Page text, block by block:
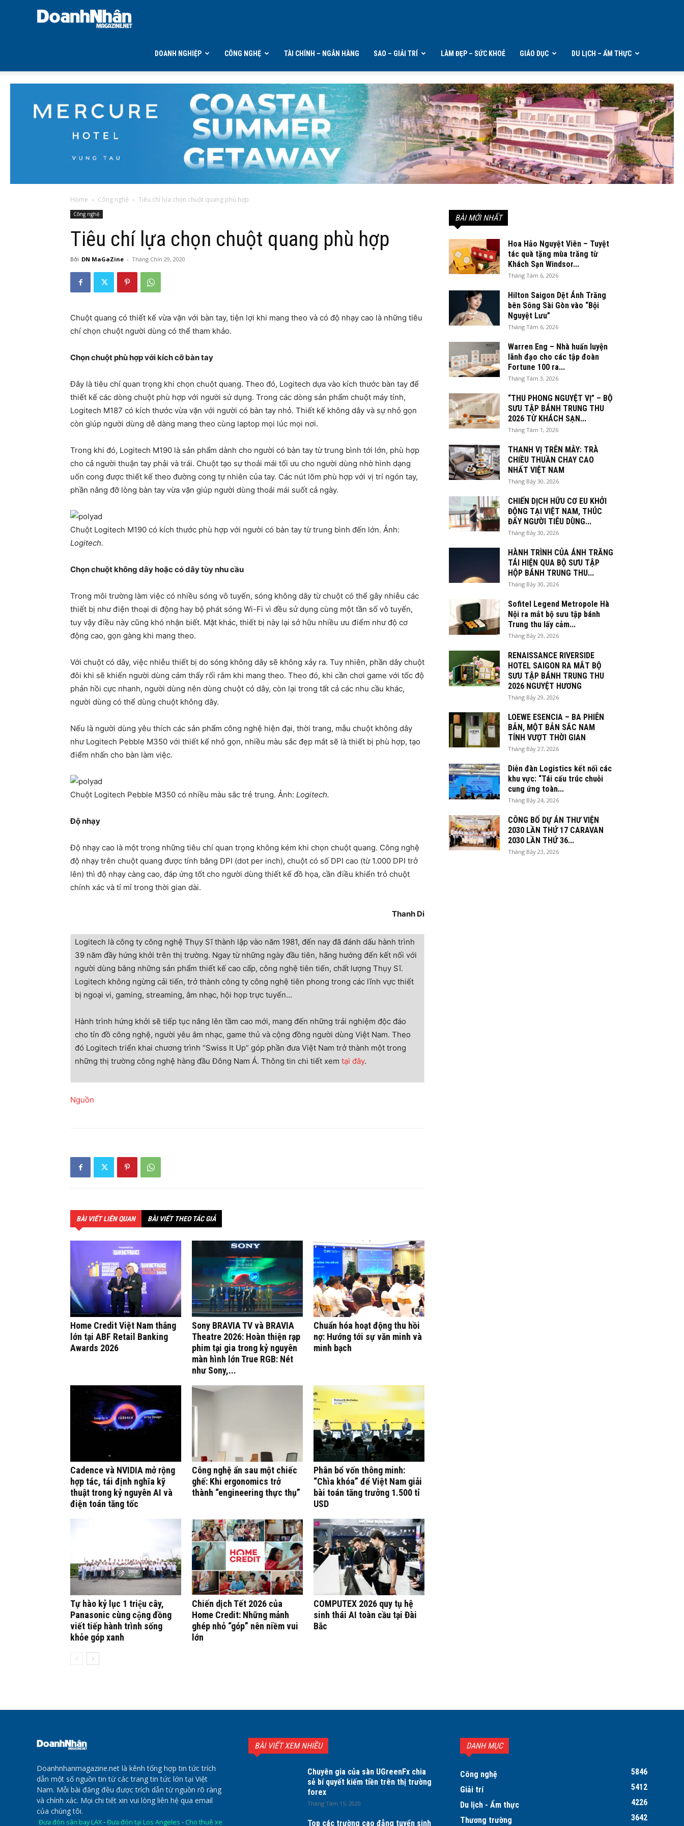
DOANH NGHIỆP CÔNG NGHỆ TÀI CHÍNH – NGÂN HÀNG SAO – GIẢI TRÍ LÀM ĐẸP – SỨC KHOẺ GIÁO DỤC DU LỊCH – ẨM THỰC
Home Công nghệ Tiêu chí lựa chọn chuột quang phù hợp
Công nghệ
Tiêu chí lựa chọn chuột quang phù hợp
Bởi DN MaGaZine - Tháng Chín 29, 2020
Chuột quang có thiết kế vừa vặn với bàn tay, tiện lợi khi mang theo và có độ nhạy cao là những tiêu
chí chọn chuột người dùng có thể tham khảo.
Chọn chuột phù hợp với kích cỡ bàn tay
Đây là tiêu chí quan trọng khi chọn chuột quang. Theo đó, Logitech dựa vào kích thước bàn tay để
thiết kế các dòng chuột phù hợp với người sử dụng. Trong các dòng sản phẩm chuột máy tính,
Logitech M187 có kích thước vừa vặn với người có bàn tay nhỏ. Thiết kế không dây và sự nhỏ gọn
còn giúp người dùng dễ dàng mang theo cùng laptop mọi lúc mọi nơi.
Trong khi đó, Logitech M190 là sản phẩm dành cho người có bàn tay từ trung bình tới lớn, phù hợp
cho cả người thuận tay phải và trái. Chuột tạo sự thoải mái tối ưu cho người dùng nhờ hình dạng
uốn cong được thiết kế theo đường cong tự nhiên của tay. Các nút lõm phù hợp với vị trí ngón tay,
phần nâng đỡ lòng bàn tay vừa vặn giúp người dùng thoải mái suốt cả ngày.
Chuột Logitech M190 có kích thước phù hợp với người có bàn tay từ trung bình đến lớn. Ảnh:
Logitech.
Chọn chuột không dây hoặc có dây tùy nhu cầu
Trong môi trường làm việc có nhiều sóng vô tuyến, sóng không dây từ chuột có thể gây nhiễu các
thiết bị như điện thoại di động hay bộ phát sóng Wi-Fi vì đều sử dụng cùng một tần số vô tuyến,
tuy vậy điều này cũng khó nhận biết. Mặt khác, thiết bị này lại sở hữu nhiều ưu điểm như độ cơ
động cao, gọn gàng khi mang theo.
Với chuột có dây, việc nhiễu thiết bị do sóng không dây sẽ không xảy ra. Tuy nhiên, phần dây chuột
đôi khi sẽ khiến người dùng cảm thấy rối rắm khi mang theo. Theo đó, khi cần chơi game với tốc độ
phản hồi cực nhanh, người dùng nên dùng chuột có dây, còn lại trong tất cả các nhu cầu khác,
người dùng có thể dùng chuột không dây.
Nếu là người dùng yêu thích các sản phẩm công nghệ hiện đại, thời trang, mẫu chuột không dây
như Logitech Pebble M350 với thiết kế nhỏ gọn, nhiều màu sắc đẹp mắt sẽ là thiết bị phù hợp, tạo
điểm nhấn cho bàn làm việc.
Chuột Logitech Pebble M350 có nhiều màu sắc trẻ trung. Ảnh: Logitech.
Độ nhạy
Độ nhạy cao là một trong những tiêu chí quan trọng không kém khi chọn chuột quang. Công nghệ
độ nhạy trên chuột quang được tính bằng DPI (dot per inch), chuột có số DPI cao (từ 1.000 DPI trở
lên) thì độ nhạy càng cao, đáp ứng tốt cho người dùng thiết kế đồ họa, cần điều khiển trỏ chuột
chính xác và tỉ mỉ trong thời gian dài.
Thanh Di
Logitech là công ty công nghệ Thụy Sĩ thành lập vào năm 1981, đến nay đã đánh dấu hành trình
39 năm đầy hứng khởi trên thị trường. Ngay từ những ngày đầu tiên, hãng hướng đến kết nối với
người dùng bằng những sản phẩm thiết kế cao cấp, công nghệ tiên tiến, chất lượng Thụy Sĩ.
Logitech không ngừng cải tiến, trở thành công ty công nghệ tiên phong trong các lĩnh vực thiết
bị ngoại vi, gaming, streaming, âm nhạc, hội họp trực tuyến…
Hành trình hứng khởi sẽ tiếp tục nâng lên tầm cao mới, mang đến những trải nghiệm độc đáo
cho tín đồ công nghệ, người yêu âm nhạc, game thủ và cộng đồng người dùng Việt Nam. Theo
đó Logitech triển khai chương trình “Swiss It Up” góp phần đưa Việt Nam trở thành một trong
những thị trường công nghệ hàng đầu Đông Nam Á. Thông tin chi tiết xem tại đây.
Nguồn
BÀI VIẾT LIÊN QUAN BÀI VIẾT THEO TÁC GIẢ
Home Credit Việt Nam thắng
lớn tại ABF Retail Banking
Awards 2026
Sony BRAVIA TV và BRAVIA
Theatre 2026: Hoàn thiện rạp
phim tại gia trong kỷ nguyên
màn hình lớn True RGB: Nét
như Sony,...
Chuẩn hóa hoạt động thu hồi
nợ: Hướng tới sự văn minh và
minh bạch
Cadence và NVIDIA mở rộng
hợp tác, tái định nghĩa kỹ
thuật trong kỷ nguyên AI và
điện toán tăng tốc
Công nghệ ẩn sau một chiếc
ghế: Khi ergonomics trở
thành “engineering thực thụ”
Phân bổ vốn thông minh:
“Chìa khóa” để Việt Nam giải
bài toán tăng trưởng 1.500 tỉ
USD
Tự hào kỷ lục 1 triệu cây,
Panasonic cùng cộng đồng
viết tiếp hành trình sống
khỏe góp xanh
Chiến dịch Tết 2026 của
Home Credit: Những mảnh
ghép nhỏ “góp” nên niềm vui
lớn
COMPUTEX 2026 quy tụ hệ
sinh thái AI toàn cầu tại Đài
Bắc
BÀI MỚI NHẤT
Hoa Hảo Nguyệt Viên – Tuyệt
tác quà tặng mùa trăng từ
Khách Sạn Windsor...
Tháng Tám 6, 2026
Hilton Saigon Dệt Ánh Trăng
bên Sông Sài Gòn vào “Bội
Nguyệt Lưu”
Tháng Tám 6, 2026
Warren Eng – Nhà huấn luyện
lãnh đạo cho các tập đoàn
Fortune 100 ra...
Tháng Tám 3, 2026
“THU PHONG NGUYỆT VỊ” – BỘ
SƯU TẬP BÁNH TRUNG THU
2026 TỪ KHÁCH SẠN...
Tháng Tám 1, 2026
THANH VỊ TRÊN MÂY: TRÀ
CHIỀU THUẦN CHAY CAO
NHẤT VIỆT NAM
Tháng Bảy 30, 2026
CHIẾN DỊCH HỮU CƠ EU KHỞI
ĐỘNG TẠI VIỆT NAM, THÚC
ĐẨY NGƯỜI TIÊU DÙNG...
Tháng Bảy 30, 2026
HÀNH TRÌNH CỦA ÁNH TRĂNG
TÁI HIỆN QUA BỘ SƯU TẬP
HỘP BÁNH TRUNG THU...
Tháng Bảy 30, 2026
Sofitel Legend Metropole Hà
Nội ra mắt bộ sưu tập bánh
Trung thu lấy cảm...
Tháng Bảy 29, 2026
RENAISSANCE RIVERSIDE
HOTEL SAIGON RA MẮT BỘ
SƯU TẬP BÁNH TRUNG THU
2026 NGUYỆT HƯƠNG
Tháng Bảy 29, 2026
LOEWE ESENCIA – BA PHIÊN
BẢN, MỘT BẢN SẮC NAM
TÍNH VƯỢT THỜI GIAN
Tháng Bảy 27, 2026
Diễn đàn Logistics kết nối các
khu vực: “Tái cấu trúc chuỗi
cung ứng toàn...
Tháng Bảy 24, 2026
CÔNG BỐ DỰ ÁN THƯ VIỆN
2030 LẦN THỨ 17 CARAVAN
2030 LẦN THỨ 36...
Tháng Bảy 23, 2026
Doanhnhanmagazine.net là kênh tổng hợp tin tức trích
dẫn một số nguồn tin từ các trang tin tức lớn tại Việt
Nam. Mỗi bài đăng đều được trích dẫn từ nguồn rõ ràng
và chính xác. Mọi chi tiết xin vui lòng liên hệ qua email
của chúng tôi.
Đưa đón sân bay LAX-Đưa đón tại Los Angeles - Cho thuê xe
BÀI VIẾT XEM NHIỀU
Chuyên gia của sàn UGreenFx chia
sẻ bí quyết kiếm tiền trên thị trường
forex
Tháng Tám 15, 2020
Top các trường cao đẳng tuyển sinh
DANH MỤC
Công nghệ
5846
Giải trí
5412
Du lịch - Ẩm thực
4226
Thương trường
3642